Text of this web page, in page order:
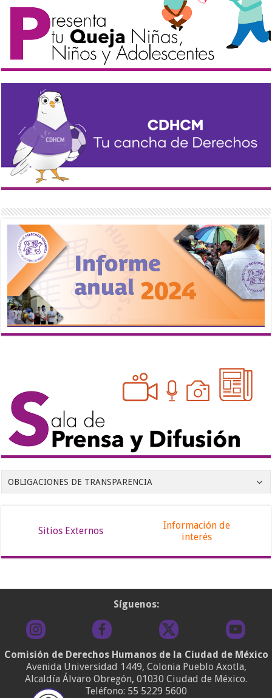
OBLIGACIONES DE TRANSPARENCIA
Sitios Externos
Información de
interés
Síguenos:
Comisión de Derechos Humanos de la Ciudad de México
Avenida Universidad 1449, Colonia Pueblo Axotla,
Alcaldía Álvaro Obregón, 01030 Ciudad de México.
Teléfono: 55 5229 5600